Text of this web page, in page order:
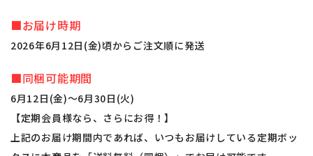
■お届け時期
2026年6月12日(金)頃からご注文順に発送
■同梱可能期間
6月12日(金)～6月30日(火)
【定期会員様なら、さらにお得！】
上記のお届け期間内であれば、いつもお届けしている定期ボッ